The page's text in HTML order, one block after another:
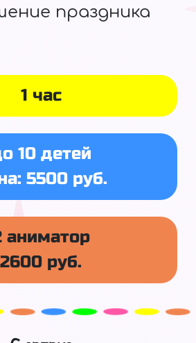
1 час
10 детей
5500 руб.
аниматор
2600 руб.
праздника